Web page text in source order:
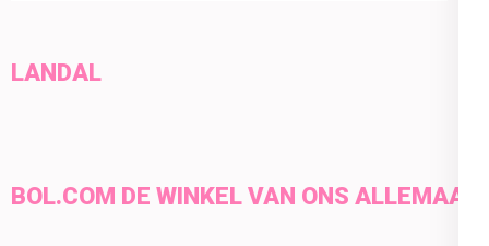
LANDAL
BOL.COM DE WINKEL VAN ONS ALLEMAAL